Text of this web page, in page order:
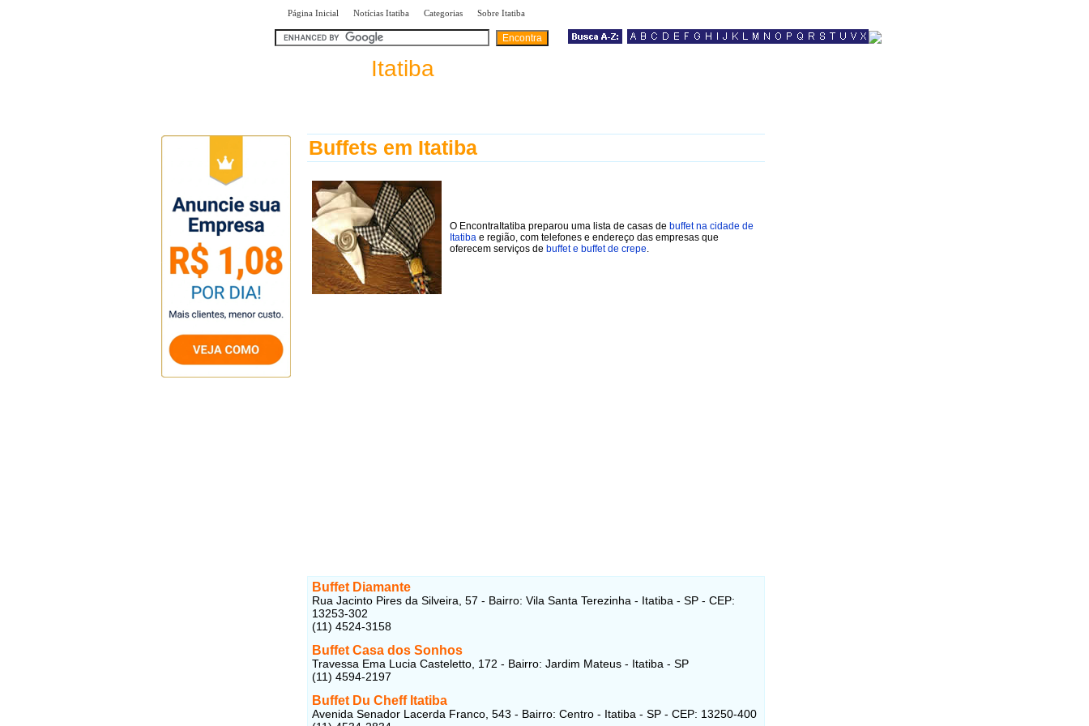
Página Inicial Notícias Itatiba Categorias Sobre Itatiba
Itatiba
Buffets em Itatiba
O EncontraItatiba preparou uma lista de casas de buffet na cidade de
Itatiba e região, com telefones e endereço das empresas que
oferecem serviços de buffet e buffet de crepe
Buffet Diamante
Rua Jacinto Pires da Silveira, 57 - Bairro: Vila Santa Terezinha - Itatiba - SP - CEP:
13253-302
(11) 4524-3158
Buffet Casa dos Sonhos
Travessa Ema Lucia Casteletto, 172 - Bairro: Jardim Mateus - Itatiba - SP
(11) 4594-2197
Buffet Du Cheff Itatiba
Avenida Senador Lacerda Franco, 543 - Bairro: Centro - Itatiba - SP - CEP: 13250-400